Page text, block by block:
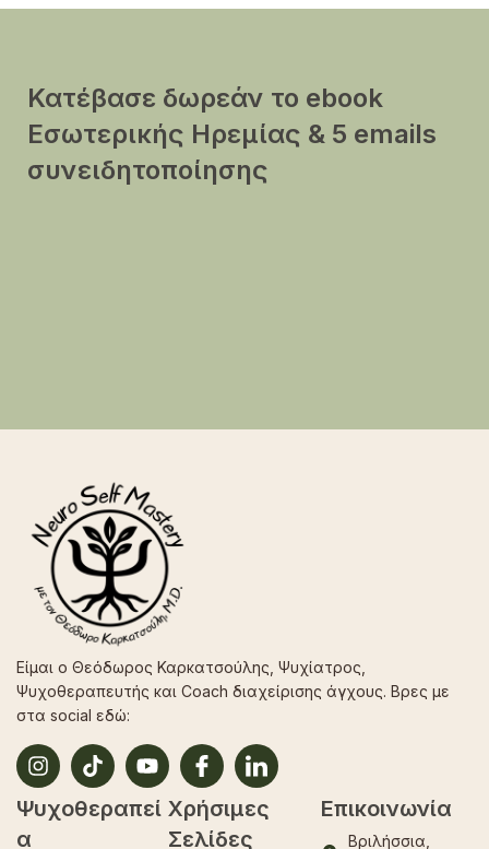
Κατέβασε δωρεάν το ebook
Εσωτερικής Ηρεμίας & 5 emails
συνειδητοποίησης
Είμαι ο Θεόδωρος Καρκατσούλης, Ψυχίατρος,
Ψυχοθεραπευτής και Coach διαχείρισης άγχους. Βρες με
στα social εδώ:
Ψυχοθεραπεί
α
Χρήσιμες
Σελίδες
Επικοινωνία
Βριλήσσια,